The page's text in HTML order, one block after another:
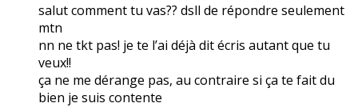
salut comment tu vas?? dsll de répondre seulement
mtn
nn ne tkt pas! je te l’ai déjà dit écris autant que tu
veux!!
ça ne me dérange pas, au contraire si ça te fait du
bien je suis contente